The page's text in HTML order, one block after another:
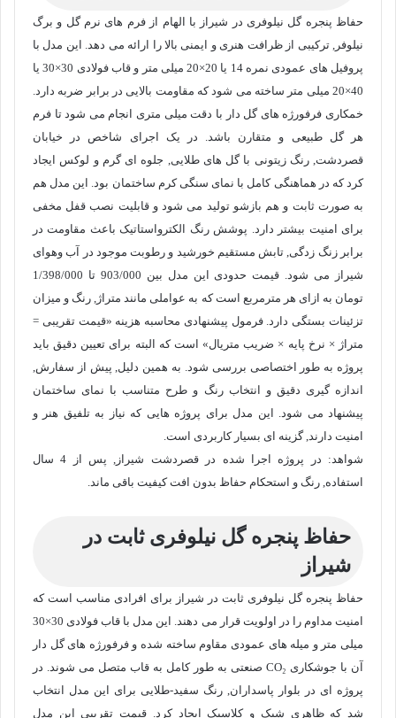
حفاظ پنجره گل نیلوفری در شیراز با الهام از فرم های نرم گل و برگ
نیلوفر, ترکیبی از ظرافت هنری و ایمنی بالا را ارائه می دهد. این مدل با
پروفیل های عمودی نمره 14 یا 20×20 میلی متر و قاب فولادی 30×30 یا
40×20 میلی متر ساخته می شود که مقاومت بالایی در برابر ضربه دارد.
خمکاری فرفورژه های گل دار با دقت میلی متری انجام می شود تا فرم
هر گل طبیعی و متقارن باشد. در یک اجرای شاخص در خیابان
قصردشت, رنگ زیتونی با گل های طلایی, جلوه ای گرم و لوکس ایجاد
کرد که در هماهنگی کامل با نمای سنگی کرم ساختمان بود. این مدل هم
به صورت ثابت و هم بازشو تولید می شود و قابلیت نصب قفل مخفی
برای امنیت بیشتر دارد. پوشش رنگ الکترواستاتیک باعث مقاومت در
برابر زنگ زدگی, تابش مستقیم خورشید و رطوبت موجود در آب وهوای
شیراز می شود. قیمت حدودی این مدل بین 903/000 تا
1/398/000
تومان به ازای هر مترمربع است که به عواملی مانند متراژ, رنگ و میزان
تزئینات بستگی دارد. فرمول پیشنهادی محاسبه هزینه «قیمت تقریبی =
متراژ × نرخ پایه × ضریب متریال» است که البته برای تعیین دقیق باید
پروژه به طور اختصاصی بررسی شود. به همین دلیل, پیش از سفارش,
اندازه گیری دقیق و انتخاب رنگ و طرح متناسب با نمای ساختمان
پیشنهاد می شود. این مدل برای پروژه هایی که نیاز به تلفیق هنر و
امنیت دارند, گزینه ای بسیار کاربردی است.
شواهد: در پروژه اجرا شده در قصردشت شیراز, پس از 4 سال
استفاده, رنگ و استحکام حفاظ بدون افت کیفیت باقی ماند.
حفاظ پنجره گل نیلوفری ثابت در
شیراز
حفاظ پنجره گل نیلوفری ثابت در شیراز برای افرادی مناسب است که
امنیت مداوم را در اولویت قرار می دهند. این مدل با قاب فولادی 30×30
میلی متر و میله های عمودی مقاوم ساخته شده و فرفورژه های گل دار
آن با جوشکاری CO₂ صنعتی به طور کامل به قاب متصل می شوند. در
پروژه ای در بلوار پاسداران, رنگ سفید-طلایی برای این مدل انتخاب
شد که ظاهری شیک و کلاسیک ایجاد کرد. قیمت تقریبی این مدل